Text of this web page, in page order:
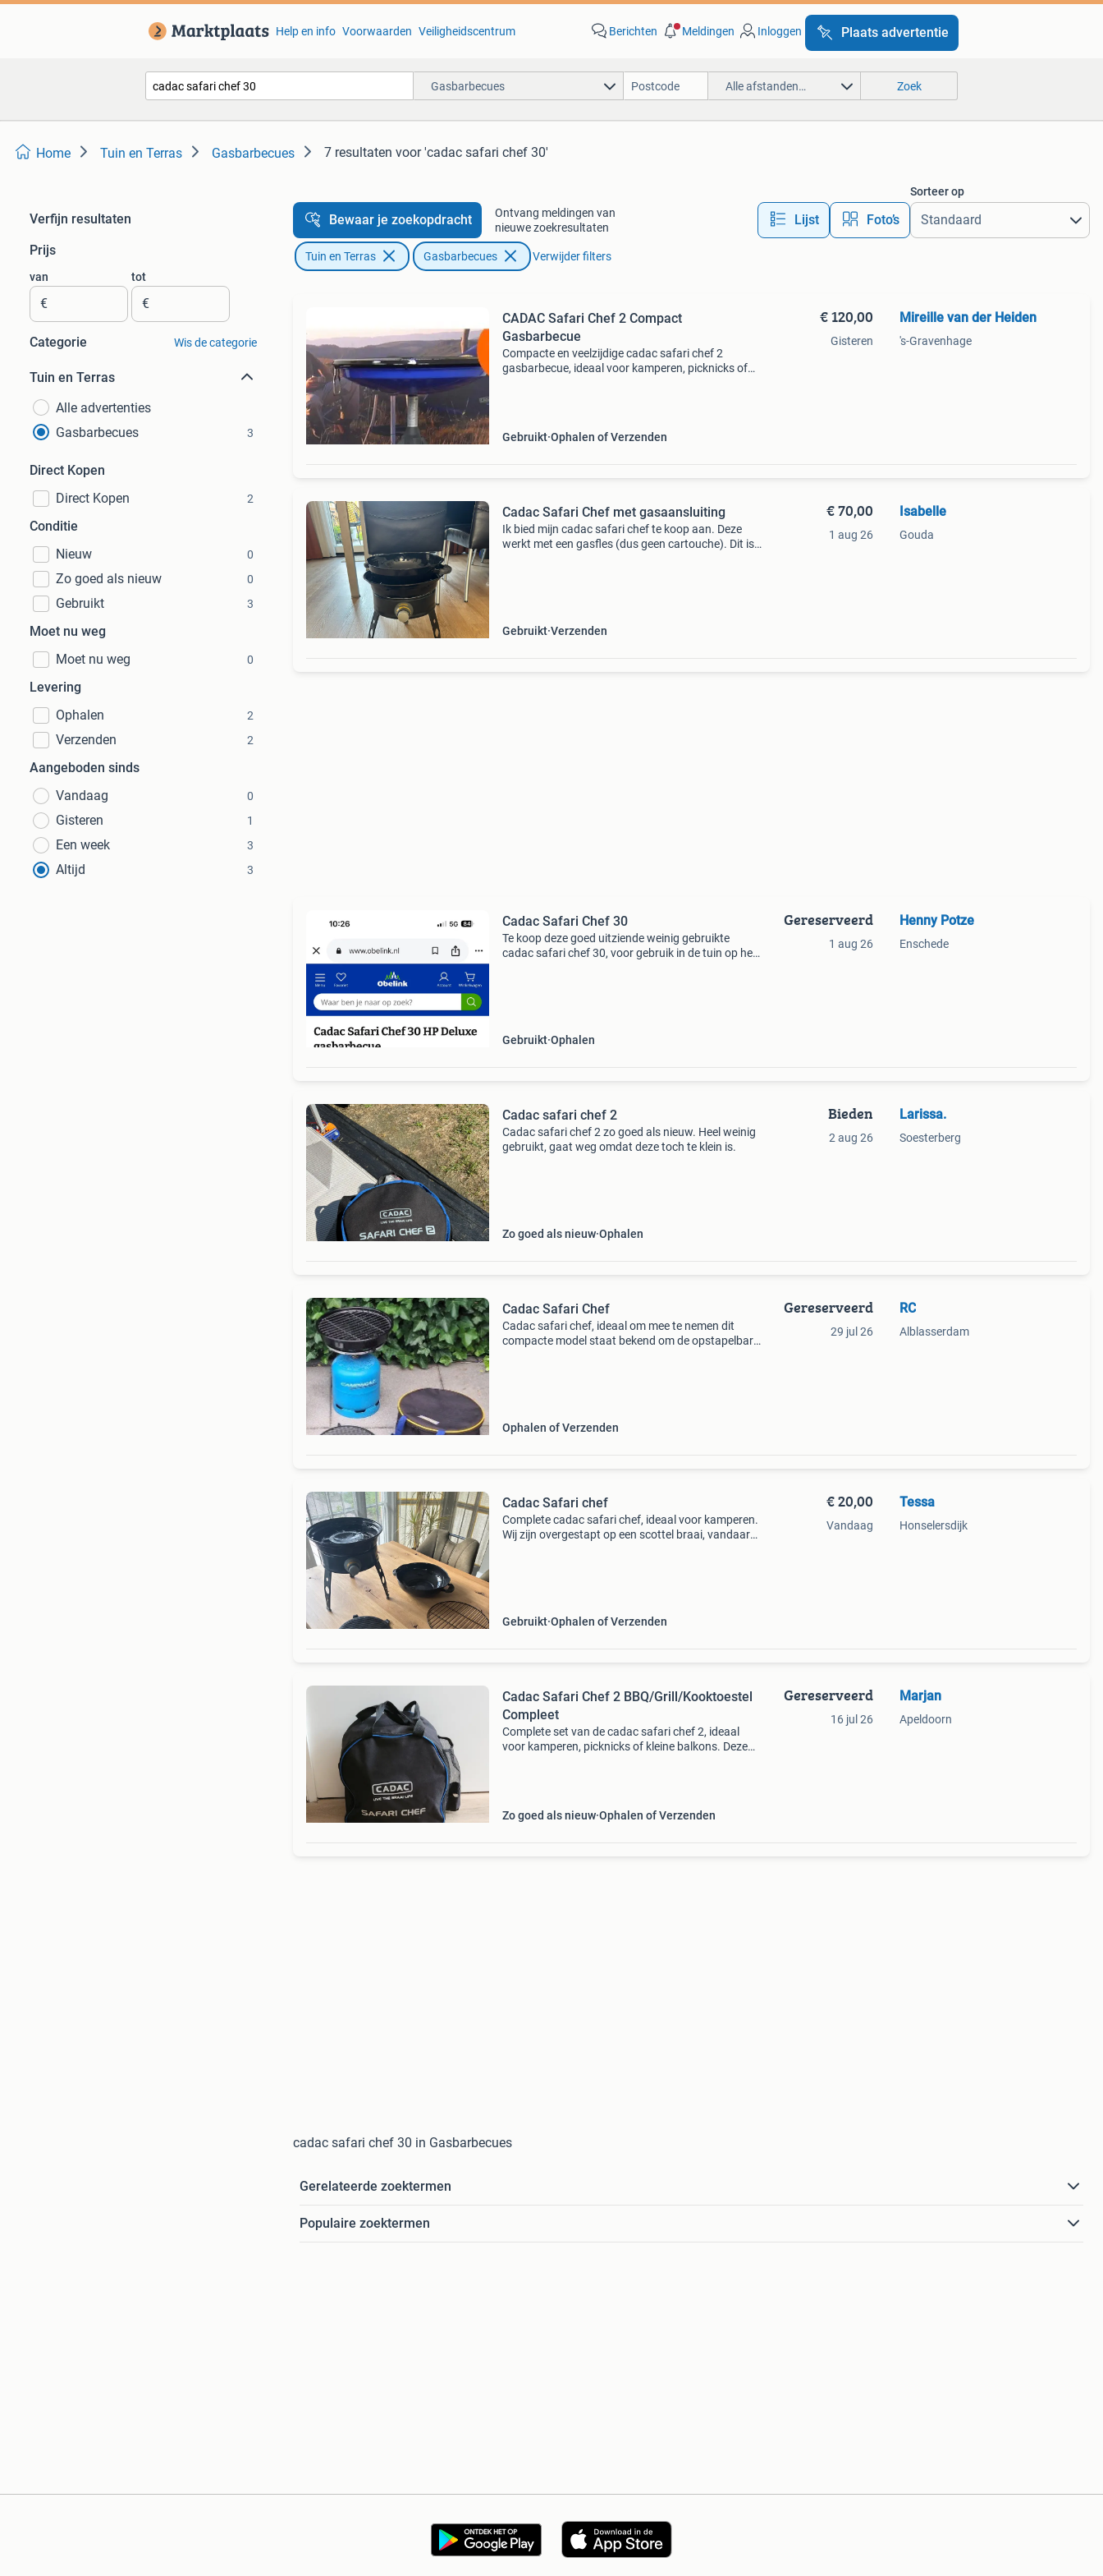
Help en info Voorwaarden Veiligheidscentrum Berichten Meldingen Inloggen Plaats advertentie
Gasbarbecues Alle afstanden… Zoek
Home Tuin en Terras Gasbarbecues 7 resultaten voor 'cadac safari chef 30'
Verfijn resultaten
Prijs
van
€
tot
€
Categorie Wis de categorie
Tuin en Terras
Alle advertenties
Gasbarbecues
3
Direct Kopen
Direct Kopen
2
Conditie
Nieuw
0
Zo goed als nieuw 0
Gebruikt 3
Moet nu weg
Moet nu weg
0
Levering
Ophalen
2
Verzenden 2
Aangeboden sinds
Vandaag
0
Gisteren 1
Een week 3
Altijd 3
Bewaar je zoekopdracht
Ontvang meldingen van
nieuwe zoekresultaten
Lijst Foto’s
Sorteer op
Tuin en Terras Gasbarbecues Verwijder filters
CADAC Safari Chef 2 Compact
Gasbarbecue
Compacte en veelzijdige cadac safari chef 2
gasbarbecue, ideaal voor kamperen, picknicks of
Gebruikt Ophalen of Verzenden
€ 120,00
Gisteren
Mireille van der Heiden
's-Gravenhage
Cadac Safari Chef met gasaansluiting
Ik bied mijn cadac safari chef te koop aan. Deze
werkt met een gasfles (dus geen cartouche). Dit is
Gebruikt Verzenden
€ 70,00
1 aug 26
Isabelle
Gouda
Cadac Safari Chef 30
Te koop deze goed uitziende weinig gebruikte
cadac safari chef 30, voor gebruik in de tuin op het
Gebruikt Ophalen
Gereserveerd
1 aug 26
Henny Potze
Enschede
Cadac safari chef 2
Cadac safari chef 2 zo goed als nieuw. Heel weinig
gebruikt, gaat weg omdat deze toch te klein is.
Zo goed als nieuw Ophalen
Bieden
2 aug 26
Larissa.
Soesterberg
Cadac Safari Chef
Cadac safari chef, ideaal om mee te nemen dit
compacte model staat bekend om de opstapelbare
Ophalen of Verzenden
Gereserveerd
29 jul 26
RC
Alblasserdam
Cadac Safari chef
Complete cadac safari chef, ideaal voor kamperen.
Wij zijn overgestapt op een scottel braai, vandaar
Gebruikt Ophalen of Verzenden
€ 20,00
Vandaag
Tessa
Honselersdijk
Cadac Safari Chef 2 BBQ/Grill/Kooktoestel
Compleet
Complete set van de cadac safari chef 2, ideaal
voor kamperen, picknicks of kleine balkons. Deze
Zo goed als nieuw Ophalen of Verzenden
Gereserveerd
16 jul 26
Marjan
Apeldoorn
cadac safari chef 30 in Gasbarbecues
Gerelateerde zoektermen
Populaire zoektermen